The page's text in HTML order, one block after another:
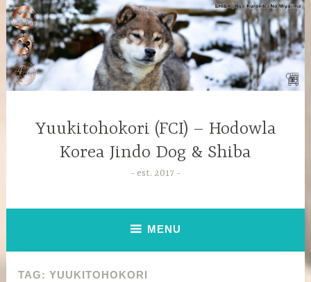
Yuukitohokori (FCI) – Hodowla
Korea Jindo Dog & Shiba
est. 2017
MENU
TAG:YUUKITOHOKORI